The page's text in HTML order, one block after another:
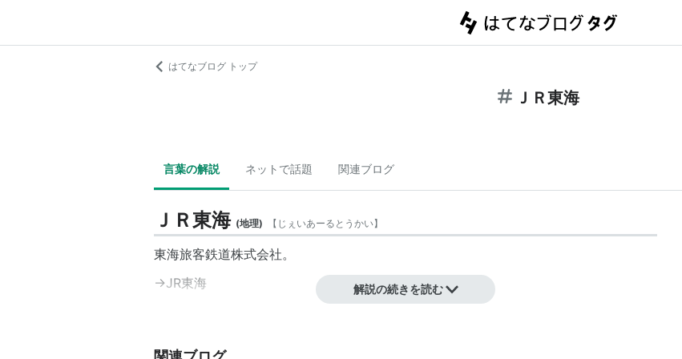
はてなブログ トップ
ＪＲ東海
言葉の解説 ネットで話題 関連ブログ
ＪＲ東海 (地理) 【 じぇいあーるとうかい】
東海旅客鉄道株式会社。
→JR東海
解説の続きを読む